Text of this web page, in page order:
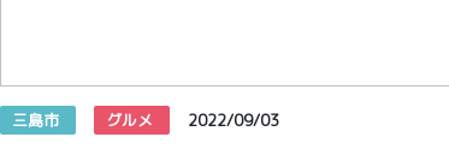
三島市 グルメ 2022/09/03